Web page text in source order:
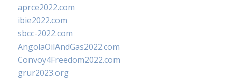
aprce2022.com
ibie2022.com
sbcc-2022.com
AngolaOilAndGas2022.com
Convoy4Freedom2022.com
grur2023.org